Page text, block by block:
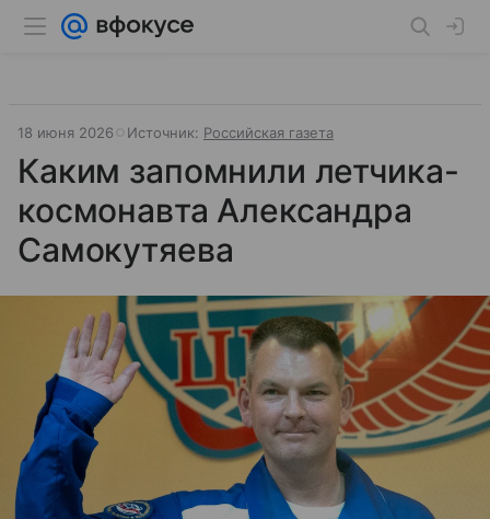
18 июня 2026 Источник: Российская газета
Каким запомнили летчика-
космонавта Александра
Самокутяева